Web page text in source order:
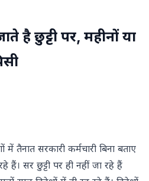
है छुट्टी पर, महीनों या
तैनात सरकारी कर्मचारी बिना बताए
हैं। सर छुट्टी पर ही नहीं जा रहे हैं